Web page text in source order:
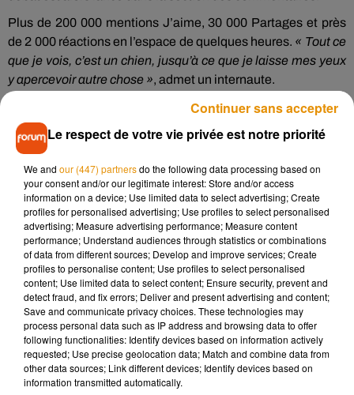
Plus de 200 000 mentions J’aime, 30 000 Partages et près
de 2 000 réactions en l’espace de quelques heures. « Tout ce
que je vois, c’est un chien, jusqu’à ce que je laisse mes yeux
y apercevoir autre chose », admet un internaute.
UNE « PERCEPTION BISTABLE »
Pour clôturer le débat, un autre internaute prénommé Tony
Vladusich, neuro-scientifique dans la vie, affirme qu’il s’agit «
du parfait exemple d’une perception bistable, pas une
illusion d’optique (ce qui est causé par des phénomènes
d’optique, comme la diffraction de la lumière)».
Entre d’autres termes, un visuel pouvant provoquer plusieurs
interprétations en fonction des individus. Résultat : il s’agit
bel et bien d’un chien et de rien d’autre.
An optical illusion for tonight. First you see a man running
into the snow ... and then ... pic.twitter.com/R9Lj1mlR5X
— nxthompson (@nxthompson)February 4, 2021
It is rather an example of a bistable percept, not an optical
Le respect de votre vie privée est notre priorité
We and our (447) partnersdo the following data processing based on
your consent and/or our legitimate interest: Store and/or access
information on a device; Use limited data to select advertising; Create
profiles for personalised advertising; Use profiles to select personalised
advertising; Measure advertising performance; Measure content
performance; Understand audiences through statistics or combinations
of data from different sources; Develop and improve services; Create
profiles to personalise content; Use profiles to select personalised
content; Use limited data to select content; Ensure security, prevent and
detect fraud, and fix errors; Deliver and present advertising and content;
Save and communicate privacy choices. These technologies may
process personal data such as IP address and browsing data to offer
following functionalities: Identify devices based on information actively
requested; Use precise geolocation data; Match and combine data from
other data sources; Link different devices; Identify devices based on
information transmitted automatically.
Continuer sans accepter